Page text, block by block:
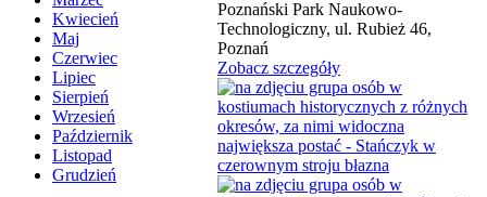
Kwiecień
Maj
Czerwiec
Lipiec
Sierpień
Wrzesień
Październik
Listopad
Grudzień
Poznański Park Naukowo-
Technologiczny, ul. Rubież 46,
Poznań
Zobacz szczegóły